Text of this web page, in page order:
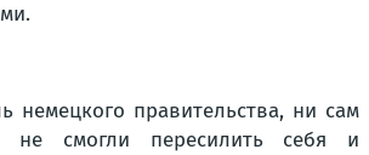
немецкого правительства, ни сам
не смогли пересилить себя и